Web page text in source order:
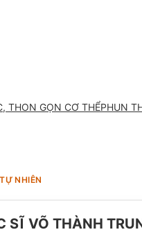
THON GỌN CƠ THỂPHUN
NHIÊN
SĨ VÕ THÀNH